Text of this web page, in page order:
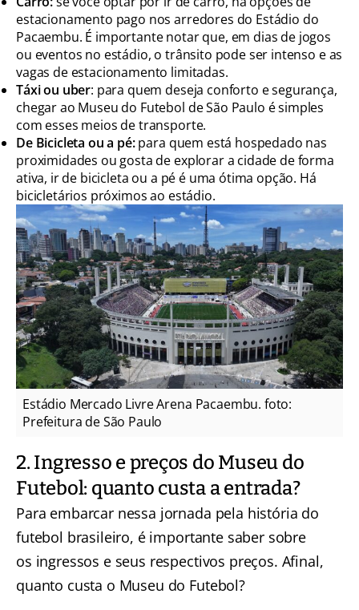
estacionamento pago nos arredores do Estádio do
Pacaembu. É importante notar que, em dias de jogos
ou eventos no estádio, o trânsito pode ser intenso e as
vagas de estacionamento limitadas.
Táxi ou uber: para quem deseja conforto e segurança,
chegar ao Museu do Futebol de São Paulo é simples
com esses meios de transporte.
De Bicicleta ou a pé:para quem está hospedado nas
proximidades ou gosta de explorar a cidade de forma
ativa, ir de bicicleta ou a pé é uma ótima opção. Há
bicicletários próximos ao estádio.
Estádio Mercado Livre Arena Pacaembu. foto:
Prefeitura de São Paulo
2. Ingresso e preços do Museu do
Futebol: quanto custa a entrada?
Para embarcar nessa jornada pela história do
futebol brasileiro, é importante saber sobre
os ingressos e seus respectivos preços. Afinal,
quanto custa o Museu do Futebol?